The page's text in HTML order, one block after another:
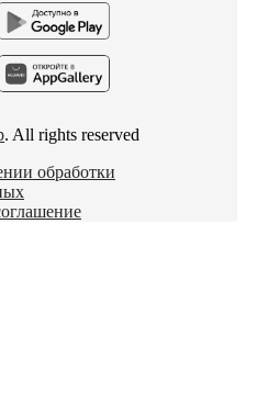
. All rights reserved
обработки